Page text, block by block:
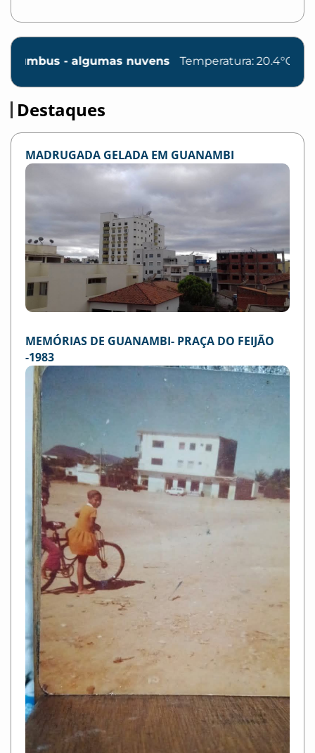
nuvens Temperatura: 20.4°C
Destaques
MADRUGADA GELADA EM GUANAMBI
MEMÓRIAS DE GUANAMBI- PRAÇA DO FEIJÃO
-1983